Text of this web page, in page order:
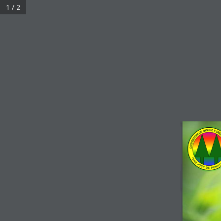
Boletin
1 / 2